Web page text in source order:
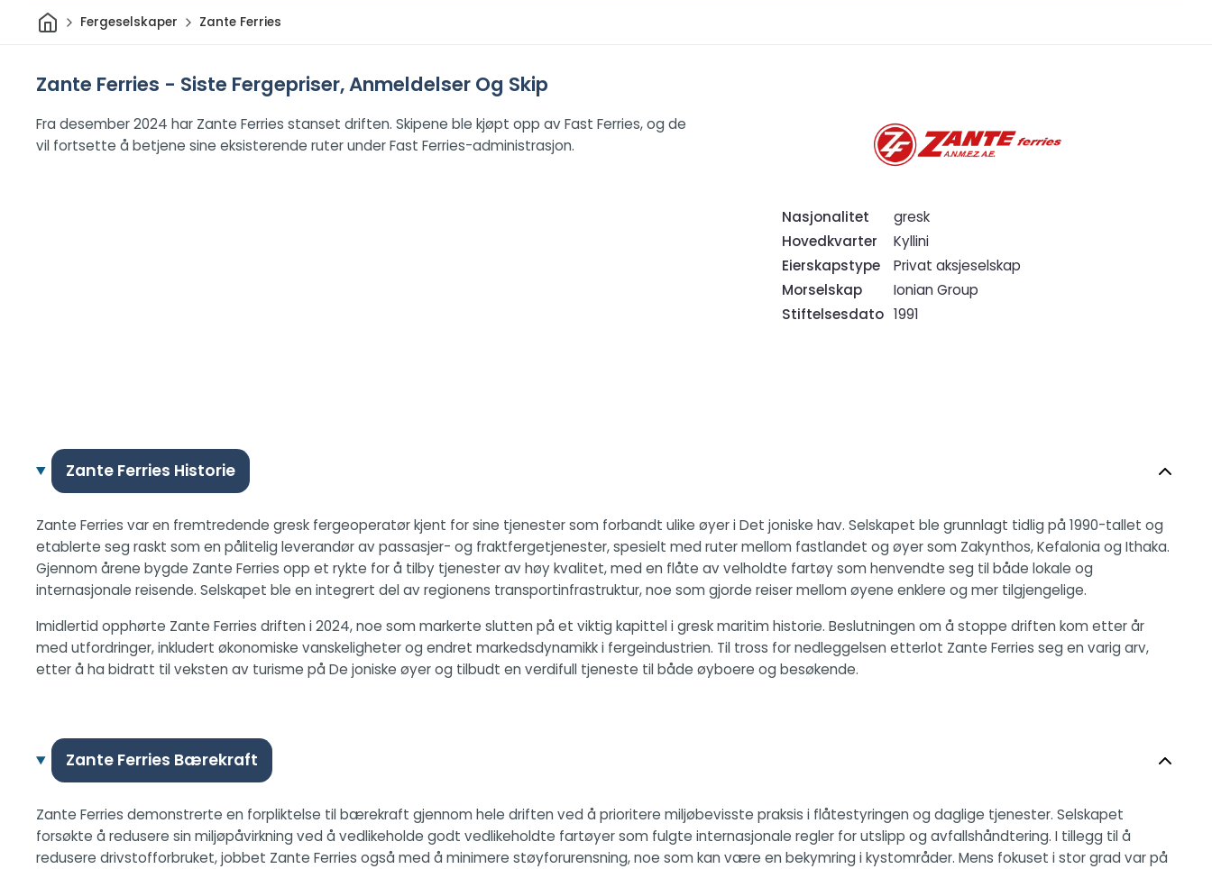
HjemFergeselskaper Zante Ferries
Zante Ferries - Siste Fergepriser, Anmeldelser Og Skip
Fra desember 2024 har Zante Ferries stanset driften. Skipene ble kjøpt opp av Fast Ferries, og de
vil fortsette å betjene sine eksisterende ruter under Fast Ferries-administrasjon.
Nasjonalitet
gresk
Hovedkvarter
Kyllini
Eierskapstype
Privat aksjeselskap
Morselskap
Ionian Group
Stiftelsesdato 1991
Zante Ferries Historie
Zante Ferries var en fremtredende gresk fergeoperatør kjent for sine tjenester som forbandt ulike øyer i Det joniske hav. Selskapet ble grunnlagt tidlig på 1990-tallet og
etablerte seg raskt som en pålitelig leverandør av passasjer- og fraktfergetjenester, spesielt med ruter mellom fastlandet og øyer som Zakynthos, Kefalonia og Ithaka.
Gjennom årene bygde Zante Ferries opp et rykte for å tilby tjenester av høy kvalitet, med en flåte av velholdte fartøy som henvendte seg til både lokale og
internasjonale reisende. Selskapet ble en integrert del av regionens transportinfrastruktur, noe som gjorde reiser mellom øyene enklere og mer tilgjengelige.
Imidlertid opphørte Zante Ferries driften i 2024, noe som markerte slutten på et viktig kapittel i gresk maritim historie. Beslutningen om å stoppe driften kom etter år
med utfordringer, inkludert økonomiske vanskeligheter og endret markedsdynamikk i fergeindustrien. Til tross for nedleggelsen etterlot Zante Ferries seg en varig arv,
etter å ha bidratt til veksten av turisme på De joniske øyer og tilbudt en verdifull tjeneste til både øyboere og besøkende.
Zante Ferries Bærekraft
Zante Ferries demonstrerte en forpliktelse til bærekraft gjennom hele driften ved å prioritere miljøbevisste praksis i flåtestyringen og daglige tjenester. Selskapet
forsøkte å redusere sin miljøpåvirkning ved å vedlikeholde godt vedlikeholdte fartøyer som fulgte internasjonale regler for utslipp og avfallshåndtering. I tillegg til å
redusere drivstofforbruket, jobbet Zante Ferries også med å minimere støyforurensning, noe som kan være en bekymring i kystområder. Mens fokuset i stor grad var på